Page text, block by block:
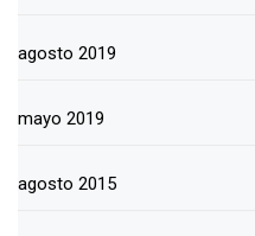
agosto 2019
mayo 2019
agosto 2015